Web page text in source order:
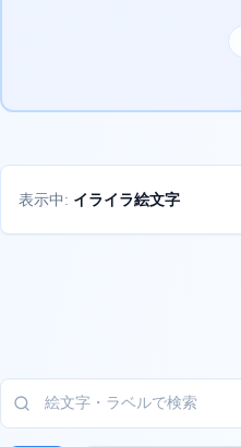
表示中: イライラ絵文字